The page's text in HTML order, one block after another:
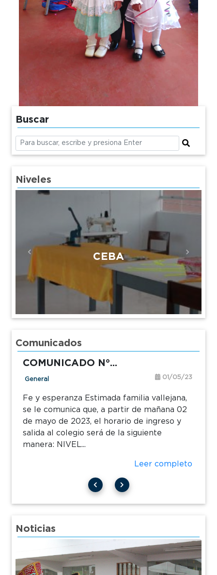
Buscar
Niveles
CEBA
Previous Next
Comunicados
COMUNICADO N°...
General 01/05/23
Fe y esperanza Estimada familia vallejana,
se le comunica que, a partir de mañana 02
de mayo de 2023, el horario de ingreso y
salida al colegio será de la siguiente
manera: NIVEL...
Leer completo
Noticias